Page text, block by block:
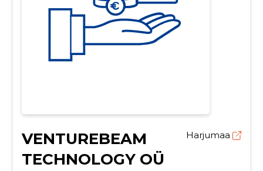
VENTUREBEAM
TECHNOLOGY OÜ
Harjumaa